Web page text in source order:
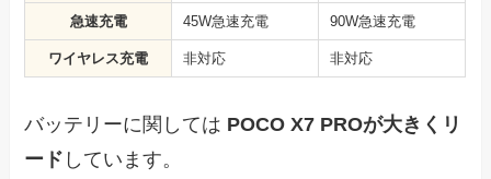
急速充電 45W急速充電 90W急速充電
ワイヤレス充電 非対応 非対応
バッテリーに関しては POCO X7 PROが大きくリ
ード しています。